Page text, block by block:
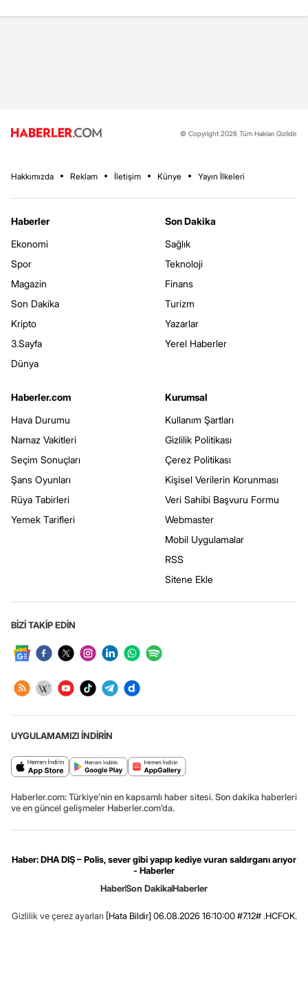
© Copyright 2026 Tüm Hakları Gizlidir.
Hakkımızda Reklam İletişim Künye Yayın İlkeleri
Haberler
Ekonomi
Spor
Magazin
Son Dakika
Kripto
3.Sayfa
Dünya
Son Dakika
Sağlık
Teknoloji
Finans
Turizm
Yazarlar
Yerel Haberler
Haberler.com
Hava Durumu
Namaz Vakitleri
Seçim Sonuçları
Şans Oyunları
Rüya Tabirleri
Yemek Tarifleri
Kurumsal
Kullanım Şartları
Gizlilik Politikası
Çerez Politikası
Kişisel Verilerin Korunması
Veri Sahibi Başvuru Formu
Webmaster
Mobil Uygulamalar
RSS
Sitene Ekle
BİZİ TAKİP EDİN
UYGULAMAMIZI İNDİRİN
Haberler.com: Türkiye’nin en kapsamlı haber sitesi. Son dakika haberleri
ve en güncel gelişmeler Haberler.com’da.
Haber: DHA DIŞ – Polis, sever gibi yapıp kediye vuran saldırganı arıyor
- Haberler
HaberSon DakikaHaberler
Gizlilik ve çerez ayarları [Hata Bildir] 06.08.2026 16:10:00 #7.12# .HCFOK.